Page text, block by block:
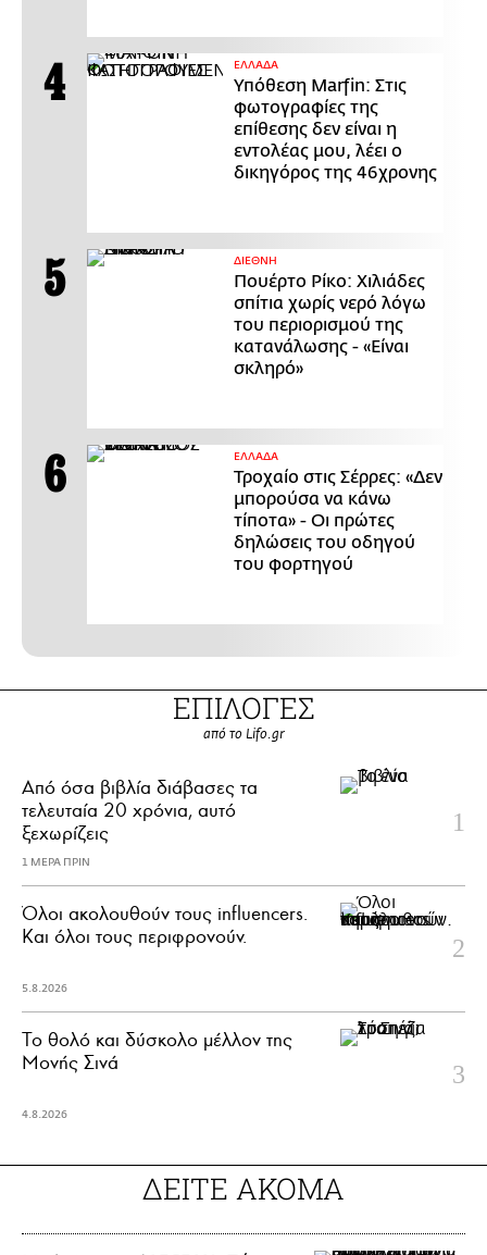
ΕΛΛΑΔΑ
Υπόθεση Marfin: Στις
φωτογραφίες της
επίθεσης δεν είναι η
εντολέας μου, λέει ο
δικηγόρος της 46χρονης
ΔΙΕΘΝΗ
Πουέρτο Ρίκο: Χιλιάδες
σπίτια χωρίς νερό λόγω
του περιορισμού της
κατανάλωσης - «Είναι
σκληρό»
ΕΛΛΑΔΑ
Τροχαίο στις Σέρρες: «Δεν
μπορούσα να κάνω
τίποτα» - Οι πρώτες
δηλώσεις του οδηγού
του φορτηγού
ΕΠΙΛΟΓΕΣ
από το Lifo.gr
Από όσα βιβλία διάβασες τα
τελευταία 20 χρόνια, αυτό
ξεχωρίζεις
1 ΜΕΡΑ ΠΡΙΝ
Όλοι ακολουθούν τους influencers.
Και όλοι τους περιφρονούν.
5.8.2026
Το θολό και δύσκολο μέλλον της
Μονής Σινά
4.8.2026
ΔΕΙΤΕ ΑΚΟΜΑ